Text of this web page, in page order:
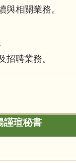
與相關業務。
招聘業務。
謹瑄秘書